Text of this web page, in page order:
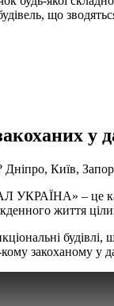
що
у
Київ,
– це
життя
кому закоханому